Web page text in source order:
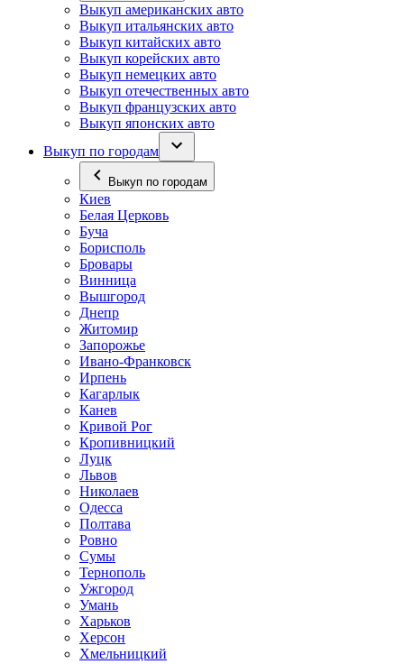
Выкуп американских авто
Выкуп итальянских авто
Выкуп китайских авто
Выкуп корейских авто
Выкуп немецких авто
Выкуп отечественных авто
Выкуп французских авто
Выкуп японских авто
Выкуп по городам
Выкуп по городам
Киев
Белая Церковь
Буча
Борисполь
Бровары
Винница
Вышгород
Днепр
Житомир
Запорожье
Ивано-Франковск
Ирпень
Кагарлык
Канев
Кривой Рог
Кропивницкий
Луцк
Львов
Николаев
Одесса
Полтава
Ровно
Сумы
Тернополь
Ужгород
Умань
Харьков
Херсон
Хмельницкий